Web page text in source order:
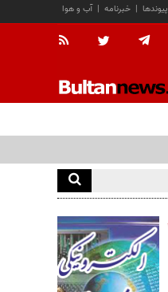
آب و هوا | خبرنامه | پیوندها